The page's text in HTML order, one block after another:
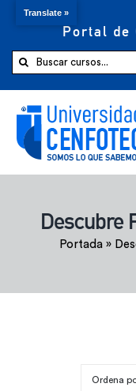
Portal de
Buscar:
Comprar ahora
InicioDescubre
Portada»
Ordena
Translate »